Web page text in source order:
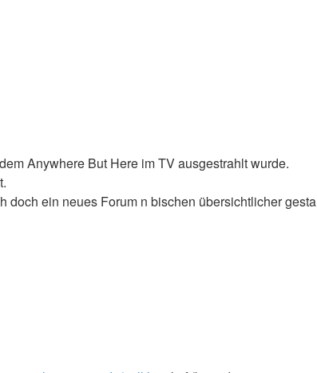
Anywhere But Here im TV ausgestrahlt wurde.
ein neues Forum n bischen übersichtlicher